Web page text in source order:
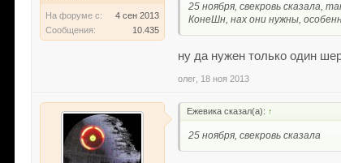
На форуме с:
4 сен 2013
Сообщения:
10.435
25 ноября, свекровь сказала,
КонеШн, нах они нужны,
ну да нужен только один
олег 18 ноя 2013
Ежевика сказал(а): ↑
25 ноября, свекровь сказала